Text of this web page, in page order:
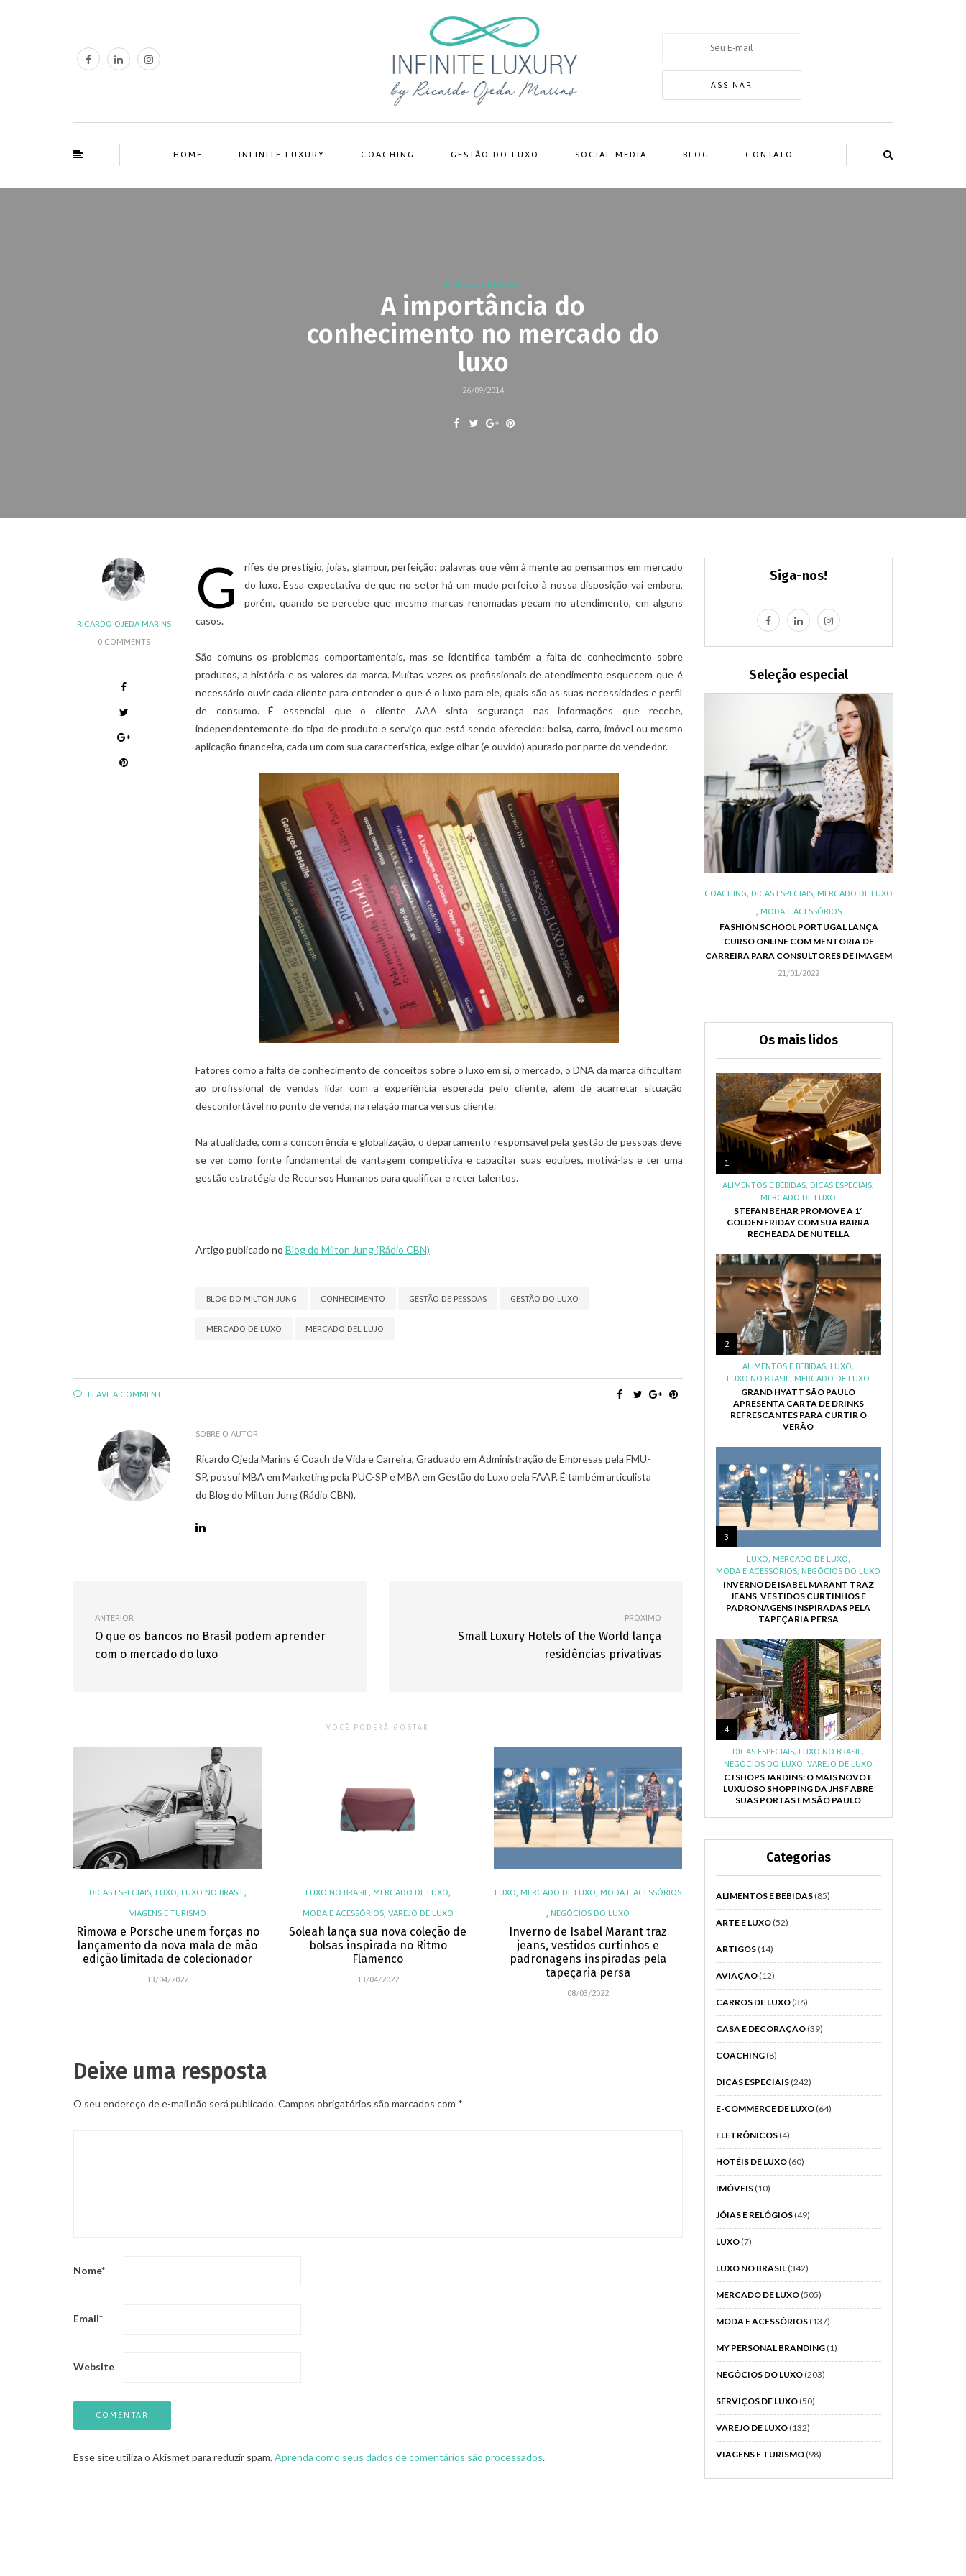
HOME INFINITE LUXURY COACHING GESTÃO DO LUXO SOCIAL MEDIA BLOG CONTATO
MERCADO DE LUXO
A importância do
conhecimento no mercado do
luxo
26/09/2014
RICARDO OJEDA MARINS
0 COMMENTS
G
rifes de prestígio, joias, glamour, perfeição: palavras que vêm à mente ao pensarmos em mercado
do luxo. Essa expectativa de que no setor há um mudo perfeito à nossa disposição vai embora,
porém, quando se percebe que mesmo marcas renomadas pecam no atendimento, em alguns
casos.
São comuns os problemas comportamentais, mas se identifica também a falta de conhecimento sobre
produtos, a história e os valores da marca.Muitas vezes os profissionais de atendimento esquecem que é
necessário ouvir cada cliente para entender o que é o luxo para ele, quais são as suas necessidades e perfil
de consumo. É essencial que o cliente AAA sinta segurança nas informações que recebe,
independentemente do tipo de produto e serviço que está sendo oferecido: bolsa, carro, imóvel ou mesmo
aplicação financeira, cada um com sua característica, exige olhar (e ouvido) apurado por parte do vendedor.
Fatores como a falta de conhecimento de conceitos sobre o luxo em si, o mercado, o DNA da marca dificultam
ao profissional de vendas lidar com a experiência esperada pelo cliente, além de acarretar situação
desconfortável no ponto de venda, na relação marca versus cliente.
Na atualidade, com a concorrência e globalização, o departamento responsável pela gestão de pessoas deve
se ver como fonte fundamental de vantagem competitiva e capacitar suas equipes, motivá-las e ter uma
gestão estratégia de Recursos Humanos para qualificar e reter talentos.
Artigo publicado no Blog do Milton Jung(Rádio CBN)
BLOG DO MILTON JUNG CONHECIMENTO GESTÃO DE PESSOAS GESTÃO DO LUXO
MERCADO DE LUXO MERCADO DEL LUJO
LEAVE A COMMENT
SOBRE O AUTOR
Ricardo Ojeda Marins é Coach de Vida e Carreira, Graduado em Administração de Empresas pela FMU-
SP, possui MBA em Marketing pela PUC-SP e MBA em Gestão do Luxo pela FAAP. É também articulista
do Blog do Milton Jung (Rádio CBN).
ANTERIOR
O que os bancos no Brasil podem aprender
com o mercado do luxo
PRÓXIMO
Small Luxury Hotels of the World lança
residências privativas
VOCÊ PODERÁ GOSTAR
DICAS ESPECIAIS, LUXO, LUXO NO BRASIL,
VIAGENS E TURISMO
Rimowa e Porsche unem forças no
lançamento da nova mala de mão
edição limitada de colecionador
13/04/2022
LUXO NO BRASIL, MERCADO DE LUXO,
MODA E ACESSÓRIOS, VAREJO DE LUXO
Soleah lança sua nova coleção de
bolsas inspirada no Ritmo
Flamenco
13/04/2022
LUXO,MERCADO DE LUXO,MODA E ACESSÓRIOS
,NEGÓCIOS DO LUXO
Inverno de Isabel Marant traz
jeans, vestidos curtinhos e
padronagens inspiradas pela
tapeçaria persa
08/03/2022
Deixe uma resposta
O seu endereço de e-mail não será publicado.Campos obrigatórios são marcados com *
Nome*
Email*
Website
Esse site utiliza o Akismet para reduzir spam.Aprenda como seus dados de comentários são processados.
Siga-nos!
Seleção especial
MERCADO DE LUXO ,
VAREJO DE LUXO
RECRUTAMENTO NO VAREJO DE LUXO: A
IMPORTÂNCIA DA ABORDAGEM
COMPORTAMENTAL
LUXO NO BRASIL,MERCADO DE LUXO
6 COMPORTAMENTOS ESSENCIAIS PARA
CORRETORES DE IMÓVEIS DE LUXO
17/09/2021
COACHING, DICAS ESPECIAIS
MERCADO DE LUXO, NEGÓCIOS DO LUXO
VAREJO DE LUXO
6 LIÇÕES DE CARREIRA DA SÉRIE EMILY IN
PARIS
26/01/2022
COACHING, DICAS ESPECIAIS, MERCADO DE LUXO
, MODA E ACESSÓRIOS
FASHION SCHOOL PORTUGAL LANÇA
CURSO ONLINE COM MENTORIA DE
CARREIRA PARA CONSULTORES DE IMAGEM
21/01/2022
Os mais lidos
1
ALIMENTOS E BEBIDAS,DICAS ESPECIAIS,
MERCADO DE LUXO
STEFAN BEHAR PROMOVE A 1ª
GOLDEN FRIDAY COM SUA BARRA
RECHEADA DE NUTELLA
2
ALIMENTOS E BEBIDAS,LUXO,
LUXO NO BRASIL,MERCADO DE LUXO
GRAND HYATT SÃO PAULO
APRESENTA CARTA DE DRINKS
REFRESCANTES PARA CURTIR O
VERÃO
3
LUXO, MERCADO DE LUXO,
MODA E ACESSÓRIOS,NEGÓCIOS DO LUXO
INVERNO DE ISABEL MARANT TRAZ
JEANS, VESTIDOS CURTINHOS E
PADRONAGENS INSPIRADAS PELA
TAPEÇARIA PERSA
4
DICAS ESPECIAIS,LUXO NO BRASIL,
NEGÓCIOS DO LUXO,VAREJO DE LUXO
CJ SHOPS JARDINS: O MAIS NOVO E
LUXUOSO SHOPPING DA JHSF ABRE
SUAS PORTAS EM SÃO PAULO
Categorias
ALIMENTOS E BEBIDAS(85)
ARTE E LUXO(52)
ARTIGOS(14)
AVIAÇÃO(12)
CARROS DE LUXO(36)
CASA E DECORAÇÃO(39)
COACHING(8)
DICAS ESPECIAIS(242)
E-COMMERCE DE LUXO(64)
ELETRÔNICOS(4)
HOTÉIS DE LUXO(60)
IMÓVEIS(10)
JÓIAS E RELÓGIOS(49)
LUXO(7)
LUXO NO BRASIL(342)
MERCADO DE LUXO(505)
MODA E ACESSÓRIOS(137)
MY PERSONAL BRANDING(1)
NEGÓCIOS DO LUXO(203)
SERVIÇOS DE LUXO(50)
VAREJO DE LUXO(132)
VIAGENS E TURISMO(98)